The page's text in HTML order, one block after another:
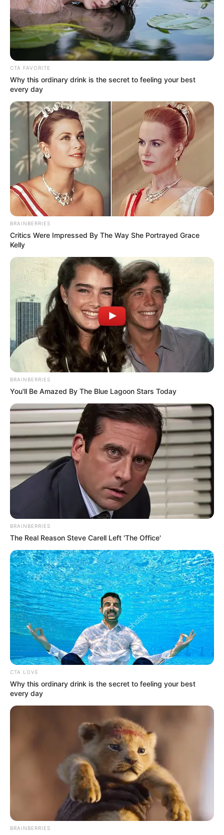
CTA FAVORITE
Why this ordinary drink is the secret to feeling your best
every day
BRAINBERRIES
Critics Were Impressed By The Way She Portrayed Grace
Kelly
BRAINBERRIES
You'll Be Amazed By The Blue Lagoon Stars Today
BRAINBERRIES
The Real Reason Steve Carell Left 'The Office'
CTA LOVE
Why this ordinary drink is the secret to feeling your best
every day
BRAINBERRIES